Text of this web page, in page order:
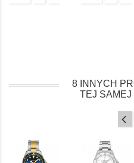
8 INNYCH
TEJ SAMEJ